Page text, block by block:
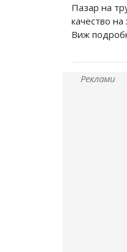
Пазар на
качество на
Виж
Реклами